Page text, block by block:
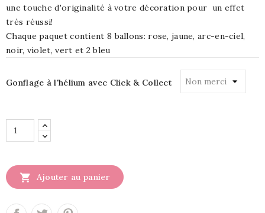
une touche d'originalité à votre décoration pour un effet
très réussi!
Chaque paquet contient 8 ballons: rose, jaune, arc-en-ciel,
noir, violet, vert et 2 bleu
Gonflage à l'hélium avec Click & Collect
 Ajouter au panier